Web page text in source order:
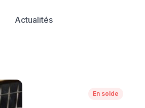
Actualités
En solde